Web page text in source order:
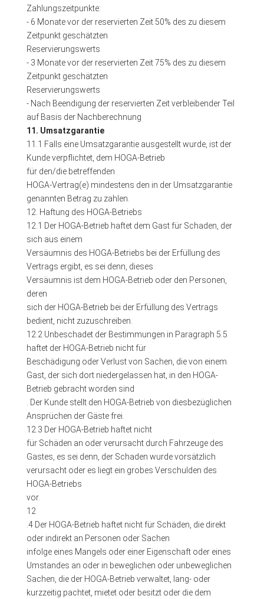
Zahlungszeitpunkte:
- 6 Monate vor der reservierten Zeit 50% des zu diesem
Zeitpunkt geschätzten
Reservierungswerts
- 3 Monate vor der reservierten Zeit 75% des zu diesem
Zeitpunkt geschätzten
Reservierungswerts
- Nach Beendigung der reservierten Zeit verbleibender Teil
auf Basis der Nachberechnung
11. Umsatzgarantie
11.1 Falls eine Umsatzgarantie ausgestellt wurde, ist der
Kunde verpflichtet, dem HOGA-Betrieb
für den/die betreffenden
HOGA-Vertrag(e) mindestens den in der Umsatzgarantie
genannten Betrag zu zahlen.
12. Haftung des HOGA-Betriebs
12.1 Der HOGA-Betrieb haftet dem Gast für Schaden, der
sich aus einem
Versäumnis des HOGA-Betriebs bei der Erfüllung des
Vertrags ergibt, es sei denn, dieses
Versäumnis ist dem HOGA-Betrieb oder den Personen,
deren
sich der HOGA-Betrieb bei der Erfüllung des Vertrags
bedient, nicht zuzuschreiben.
12.2 Unbeschadet der Bestimmungen in Paragraph 5.5
haftet der HOGA-Betrieb nicht für
Beschädigung oder Verlust von Sachen, die von einem
Gast, der sich dort niedergelassen hat, in den HOGA-
Betrieb gebracht worden sind
. Der Kunde stellt den HOGA-Betrieb von diesbezüglichen
Ansprüchen der Gäste frei.
12.3 Der HOGA-Betrieb haftet nicht
für Schäden an oder verursacht durch Fahrzeuge des
Gastes, es sei denn, der Schaden wurde vorsätzlich
verursacht oder es liegt ein grobes Verschulden des
HOGA-Betriebs
vor.
12
.4 Der HOGA-Betrieb haftet nicht für Schäden, die direkt
oder indirekt an Personen oder Sachen
infolge eines Mangels oder einer Eigenschaft oder eines
Umstandes an oder in beweglichen oder unbeweglichen
Sachen, die der HOGA-Betrieb verwaltet, lang- oder
kurzzeitig pachtet, mietet oder besitzt oder die dem